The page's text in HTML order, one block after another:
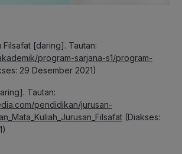
Filsafat [daring]. Tautan:
program-sarjana-s1/program-
29 Desember 2021)
Tautan:
pendidikan/jurusan-
(Diakses: